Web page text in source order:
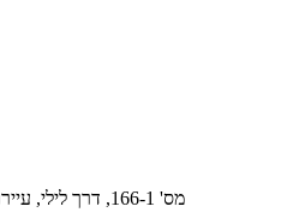
מס' 166-1, דרך לילי, עיירת מנשאן, אזור הפיתוח הכלכלי והטכנולוגי של לינגאנג, עיר וויהאי, מחוז שאנדונג (סדנת ייצור מס' 1-2)